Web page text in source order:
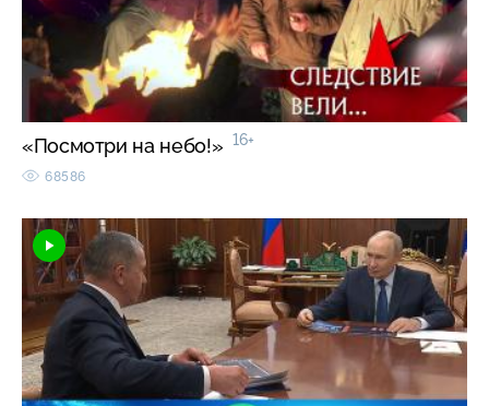
«Посмотри на небо!» 16+
68586